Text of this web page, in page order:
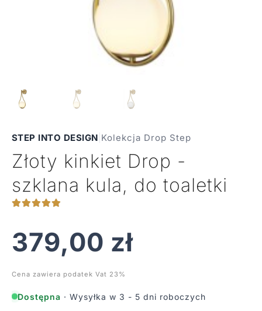
STEP INTO DESIGN Kolekcja Drop Step
Złoty kinkiet Drop -
szklana kula, do toaletki
379,00 zł
Cena zawiera podatek Vat 23%
Dostępna · Wysyłka w 3 - 5 dni roboczych